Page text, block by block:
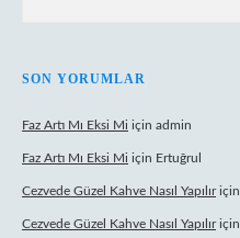
SON YORUMLAR
Faz Artı Mı Eksi Mi için admin
Faz Artı Mı Eksi Mi için Ertuğrul
Cezvede Güzel Kahve Nasıl Yapılıriçin
Cezvede Güzel Kahve Nasıl Yapılıriçin